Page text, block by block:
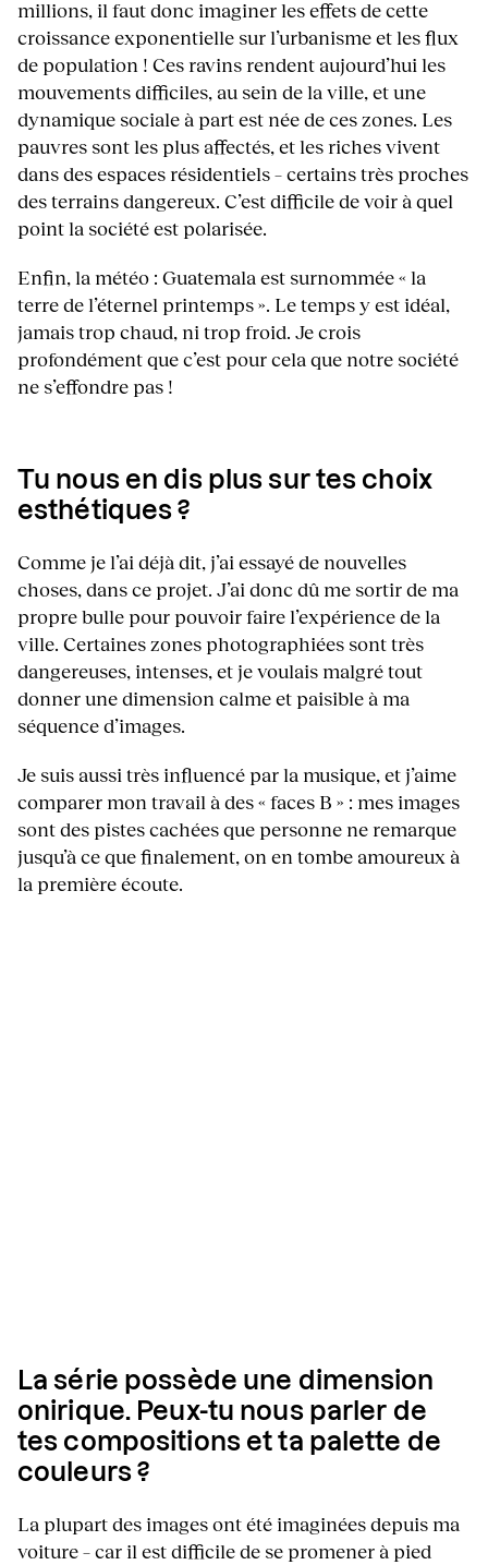
millions, il faut donc imaginer les effets de cette
croissance exponentielle sur l’urbanisme et les flux
de population ! Ces ravins rendent aujourd’hui les
mouvements difficiles, au sein de la ville, et une
dynamique sociale à part est née de ces zones. Les
pauvres sont les plus affectés, et les riches vivent
dans des espaces résidentiels – certains très proches
des terrains dangereux. C’est difficile de voir à quel
point la société est polarisée.
Enfin, la météo : Guatemala est surnommée « la
terre de l’éternel printemps ». Le temps y est idéal,
jamais trop chaud, ni trop froid. Je crois
profondément que c’est pour cela que notre société
ne s’effondre pas !
Tu nous en dis plus sur tes choix
esthétiques ?
Comme je l’ai déjà dit, j’ai essayé de nouvelles
choses, dans ce projet. J’ai donc dû me sortir de ma
propre bulle pour pouvoir faire l’expérience de la
ville. Certaines zones photographiées sont très
dangereuses, intenses, et je voulais malgré tout
donner une dimension calme et paisible à ma
séquence d’images.
Je suis aussi très influencé par la musique, et j’aime
comparer mon travail à des « faces B » : mes images
sont des pistes cachées que personne ne remarque
jusqu’à ce que finalement, on en tombe amoureux à
la première écoute.
La série possède une dimension
onirique. Peux-tu nous parler de
tes compositions et ta palette de
couleurs ?
La plupart des images ont été imaginées depuis ma
voiture – car il est difficile de se promener à pied